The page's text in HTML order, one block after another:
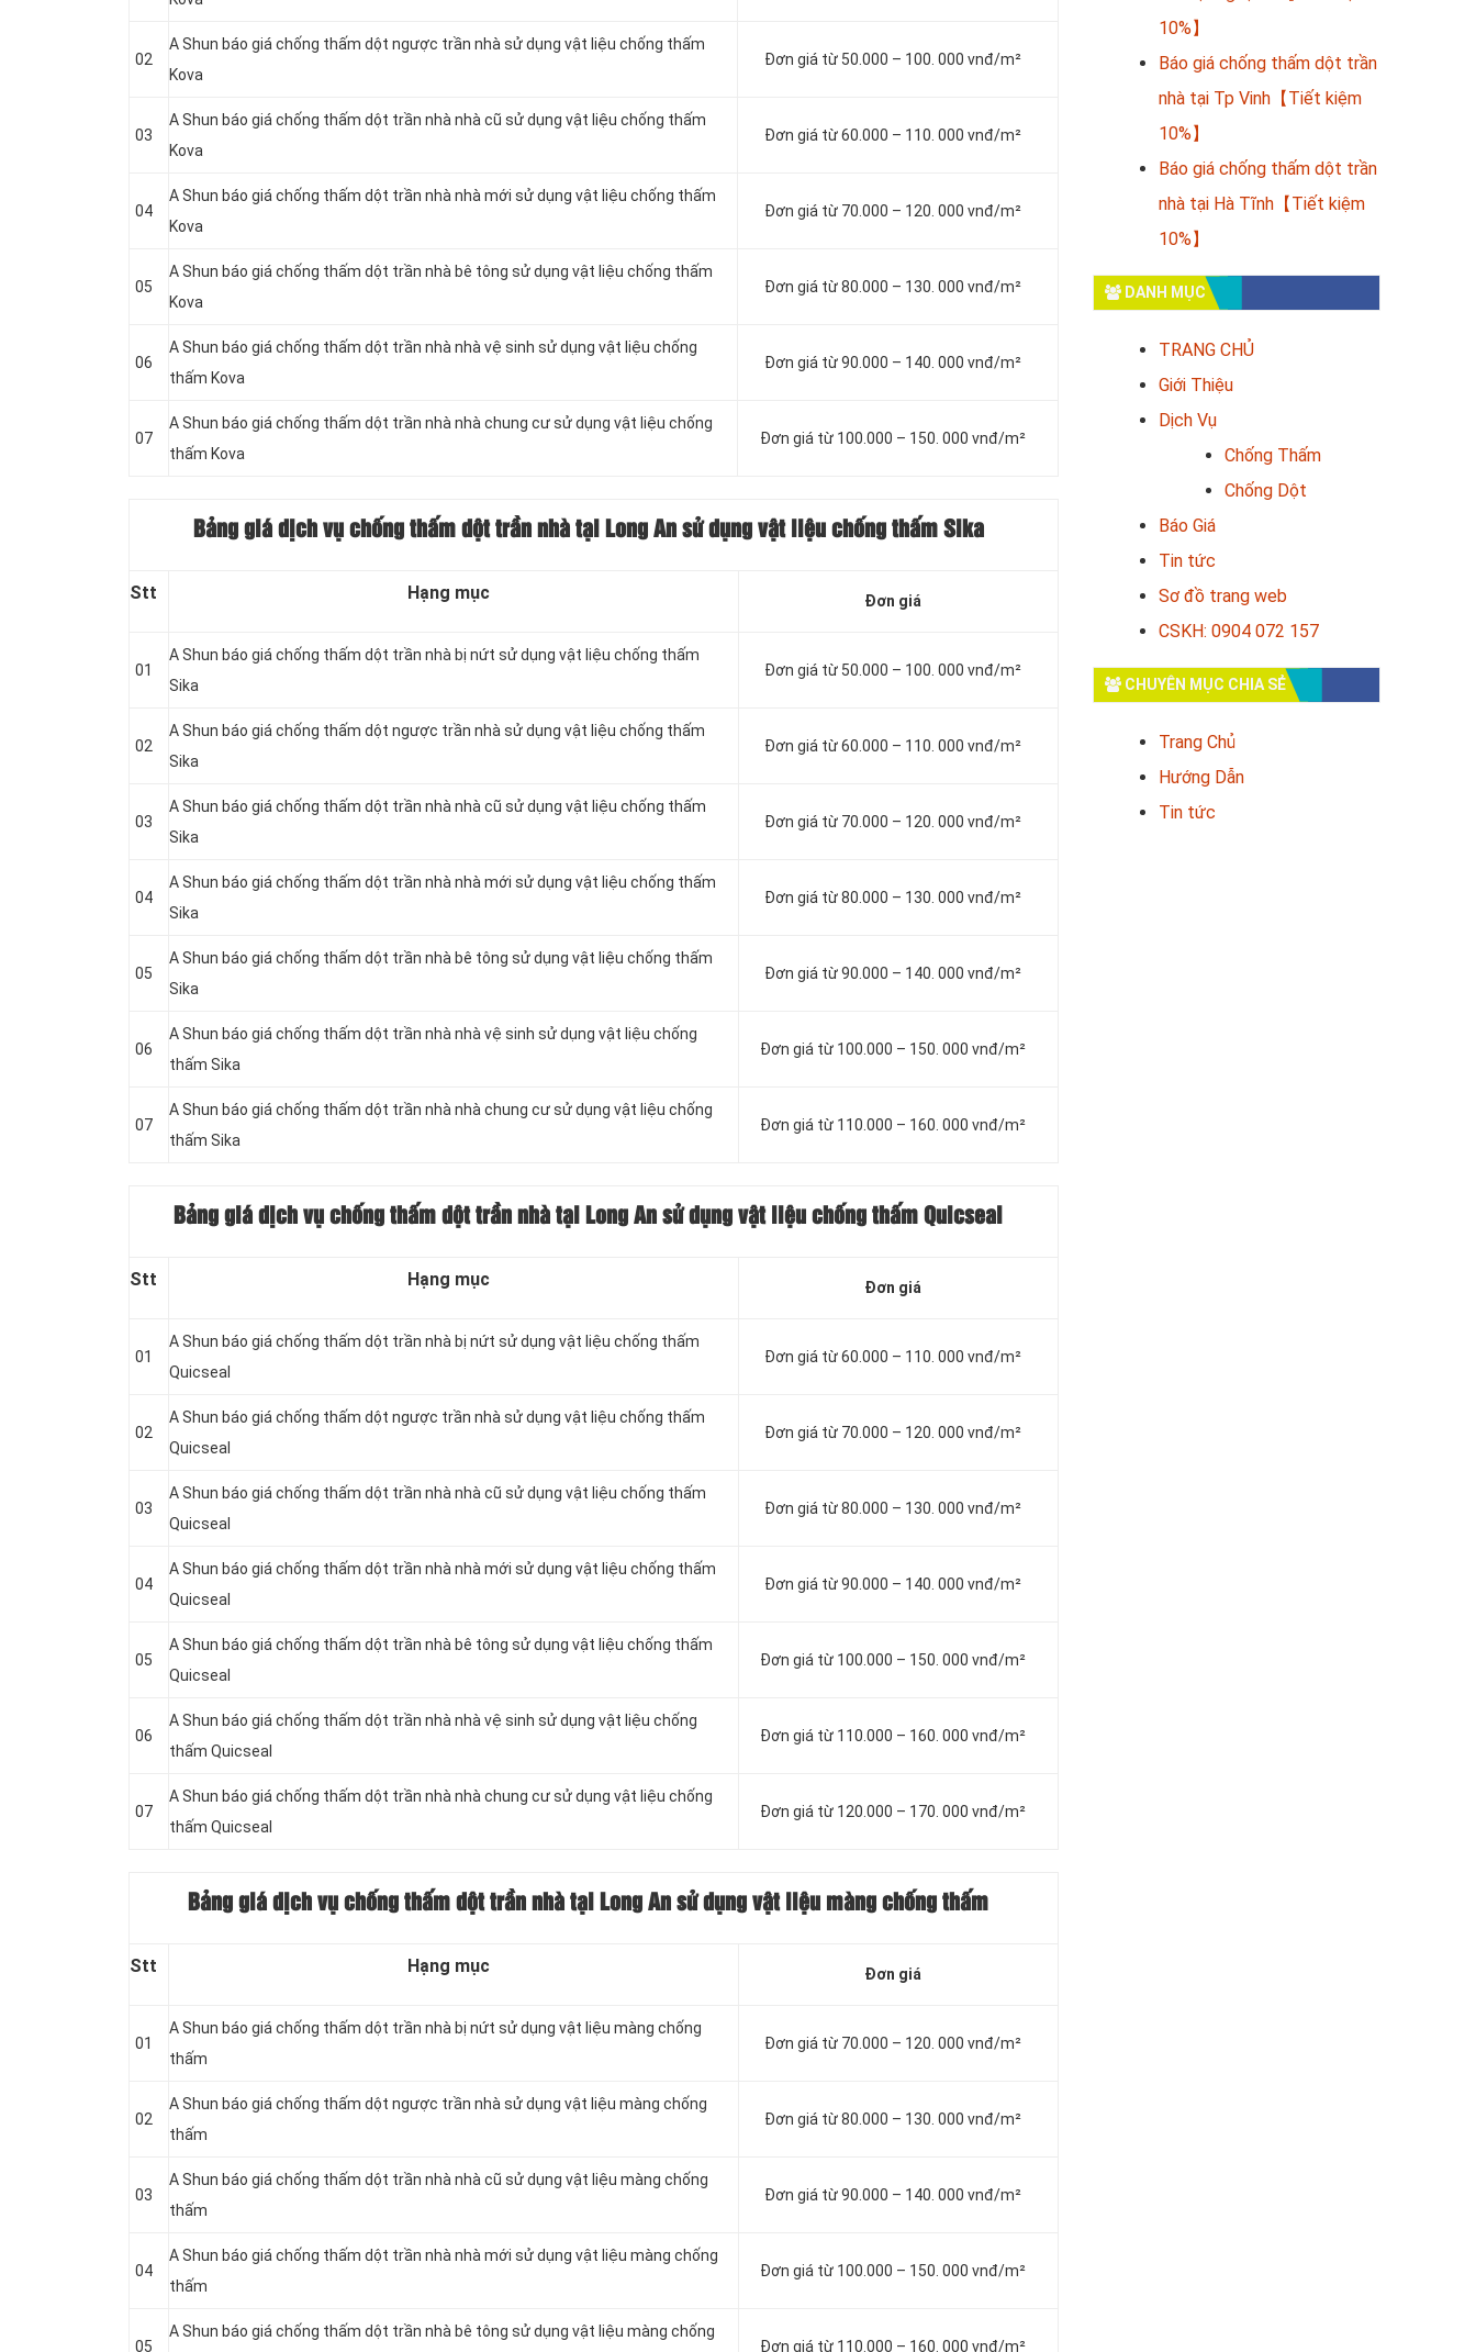
02
A Shun báo giá chống thấm dột ngược trần nhà sử dụng vật liệu chống thấm
Kova
Đơn giá từ 50.000 – 100. 000 vnđ/m²
03
A Shun báo giá chống thấm dột trần nhà nhà cũ sử dụng vật liệu chống thấm
Kova
Đơn giá từ 60.000 – 110. 000 vnđ/m²
04
A Shun báo giá chống thấm dột trần nhà nhà mới sử dụng vật liệu chống thấm
Kova
Đơn giá từ 70.000 – 120. 000 vnđ/m²
05
A Shun báo giá chống thấm dột trần nhà bê tông sử dụng vật liệu chống thấm
Kova
Đơn giá từ 80.000 – 130. 000 vnđ/m²
06
A Shun báo giá chống thấm dột trần nhà nhà vệ sinh sử dụng vật liệu chống
thấm Kova
Đơn giá từ 90.000 – 140. 000 vnđ/m²
07
A Shun báo giá chống thấm dột trần nhà nhà chung cư sử dụng vật liệu chống
thấm Kova
Đơn giá từ 100.000 – 150. 000 vnđ/m²
Bảng giá dịch vụ chống thấm dột trần nhà tại Long An sử dụng vật liệu chống thấm Sika
Stt Hạng mục Đơn giá
01
A Shun báo giá chống thấm dột trần nhà bị nứt sử dụng vật liệu chống thấm
Sika
Đơn giá từ 50.000 – 100. 000 vnđ/m²
02
A Shun báo giá chống thấm dột ngược trần nhà sử dụng vật liệu chống thấm
Sika
Đơn giá từ 60.000 – 110. 000 vnđ/m²
03
A Shun báo giá chống thấm dột trần nhà nhà cũ sử dụng vật liệu chống thấm
Sika
Đơn giá từ 70.000 – 120. 000 vnđ/m²
04
A Shun báo giá chống thấm dột trần nhà nhà mới sử dụng vật liệu chống thấm
Sika
Đơn giá từ 80.000 – 130. 000 vnđ/m²
05
A Shun báo giá chống thấm dột trần nhà bê tông sử dụng vật liệu chống thấm
Sika
Đơn giá từ 90.000 – 140. 000 vnđ/m²
06
A Shun báo giá chống thấm dột trần nhà nhà vệ sinh sử dụng vật liệu chống
thấm Sika
Đơn giá từ 100.000 – 150. 000 vnđ/m²
07
A Shun báo giá chống thấm dột trần nhà nhà chung cư sử dụng vật liệu chống
thấm Sika
Đơn giá từ 110.000 – 160. 000 vnđ/m²
Bảng giá dịch vụ chống thấm dột trần nhà tại Long An sử dụng vật liệu chống thấm Quicseal
Stt Hạng mục Đơn giá
01
A Shun báo giá chống thấm dột trần nhà bị nứt sử dụng vật liệu chống thấm
Quicseal
Đơn giá từ 60.000 – 110. 000 vnđ/m²
02
A Shun báo giá chống thấm dột ngược trần nhà sử dụng vật liệu chống thấm
Quicseal
Đơn giá từ 70.000 – 120. 000 vnđ/m²
03
A Shun báo giá chống thấm dột trần nhà nhà cũ sử dụng vật liệu chống thấm
Quicseal
Đơn giá từ 80.000 – 130. 000 vnđ/m²
04
A Shun báo giá chống thấm dột trần nhà nhà mới sử dụng vật liệu chống thấm
Quicseal
Đơn giá từ 90.000 – 140. 000 vnđ/m²
05
A Shun báo giá chống thấm dột trần nhà bê tông sử dụng vật liệu chống thấm
Quicseal
Đơn giá từ 100.000 – 150. 000 vnđ/m²
06
A Shun báo giá chống thấm dột trần nhà nhà vệ sinh sử dụng vật liệu chống
thấm Quicseal
Đơn giá từ 110.000 – 160. 000 vnđ/m²
07
A Shun báo giá chống thấm dột trần nhà nhà chung cư sử dụng vật liệu chống
thấm Quicseal
Đơn giá từ 120.000 – 170. 000 vnđ/m²
Bảng giá dịch vụ chống thấm dột trần nhà tại Long An sử dụng vật liệu màng chống thấm
Stt Hạng mục Đơn giá
01
A Shun báo giá chống thấm dột trần nhà bị nứt sử dụng vật liệu màng chống
thấm
Đơn giá từ 70.000 – 120. 000 vnđ/m²
02
A Shun báo giá chống thấm dột ngược trần nhà sử dụng vật liệu màng chống
thấm
Đơn giá từ 80.000 – 130. 000 vnđ/m²
03
A Shun báo giá chống thấm dột trần nhà nhà cũ sử dụng vật liệu màng chống
thấm
Đơn giá từ 90.000 – 140. 000 vnđ/m²
04
A Shun báo giá chống thấm dột trần nhà nhà mới sử dụng vật liệu màng chống
thấm
Đơn giá từ 100.000 – 150. 000 vnđ/m²
05
A Shun báo giá chống thấm dột trần nhà bê tông sử dụng vật liệu màng chống
Đơn giá từ 110.000 – 160. 000 vnđ/m²
10%】
Báo giá chống thấm dột trần
nhà tại Tp Vinh【Tiết kiệm
10%】
Báo giá chống thấm dột trần
nhà tại Hà Tĩnh【Tiết kiệm
10%】
DANH MỤC
TRANG CHỦ
Giới Thiệu
Dịch Vụ
Chống Thấm
Chống Dột
Báo Giá
Tin tức
Sơ đồ trang web
CSKH: 0904 072 157
CHUYÊN MỤC CHIA SẺ
Trang Chủ
Hướng Dẫn
Tin tức